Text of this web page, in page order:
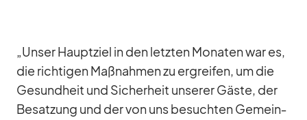
„Un­ser Haupt­ziel in den letz­ten Mo­na­ten war es,
die rich­ti­gen Maß­nah­men zu er­grei­fen, um die
Ge­sund­heit und Si­cher­heit un­se­rer Gäste, der
Be­sat­zung und der von uns be­such­ten Ge­mein­